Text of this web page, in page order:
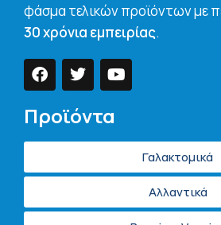
φάσμα τελικών προϊόντων με
30 χρόνια εμπειρίας.
Προϊόντα
Γαλακτομικά
Αλλαντικά